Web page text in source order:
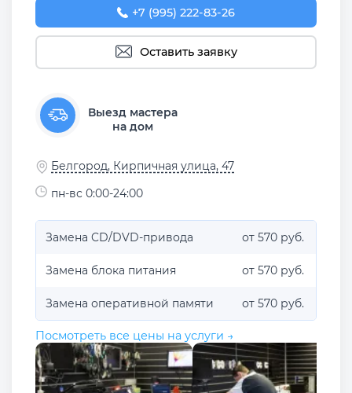
+7 (995) 222-83-26
Оставить заявку
Выезд мастера
на дом
Белгород, Кирпичная улица, 47
пн-вс 0:00-24:00
Замена CD/DVD-привода от 570 руб.
Замена блока питания от 570 руб.
Замена оперативной памяти от 570 руб.
Посмотреть все цены на услуги →